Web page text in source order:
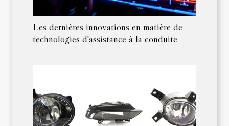
Les dernières innovations en matière de
technologies d'assistance à la conduite